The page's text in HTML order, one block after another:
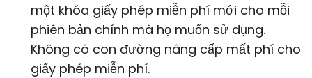
một khóa giấy phép miễn phí mới cho mỗi
phiên bản chính mà họ muốn sử dụng.
Không có con đường nâng cấp mất phí cho
giấy phép miễn phí.